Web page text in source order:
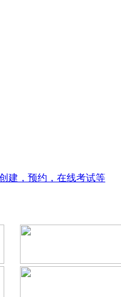
建，预约，在线考试等